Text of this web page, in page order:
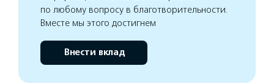
по любому вопросу в благотворительности.
Вместе мы этого достигнем
Внести вклад